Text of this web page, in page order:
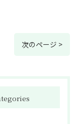
次のページ >